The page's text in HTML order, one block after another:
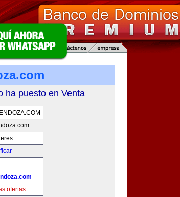
ha puesto en Venta
ofertas